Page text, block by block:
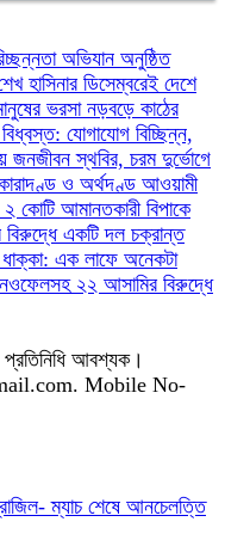
অভিযান অনুষ্ঠিত
হাসিনার ডিসেম্বরেই দেশে
ভরসা নড়বড়ে কাঠের
যোগাযোগ বিচ্ছিন্ন,
জনজীবন স্থবির, চরম দুর্ভোগে
কারাদণ্ড ও অর্থদণ্ড আওয়ামী
কোটি আমানতকারী বিপাকে
বিরুদ্ধে একটি দল চক্রান্ত
ধাক্কা: এক লাফে অনেকটা
নওফেলসহ ২২ আসামির বিরুদ্ধে
আবশ্যক।
Mobile No-
ম্যাচ শেষে আনচেলত্তি